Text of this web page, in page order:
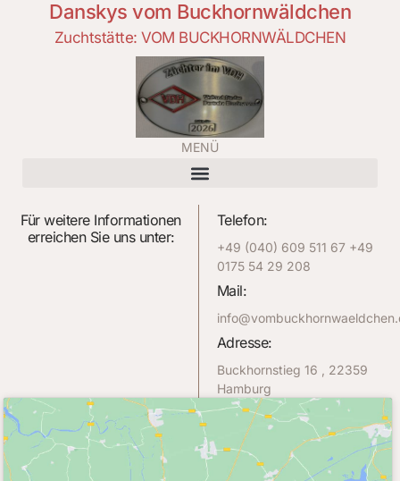
Danskys vom Buckhornwäldchen
Zuchtstätte: VOM BUCKHORNWÄLDCHEN
MENÜ
Für weitere Informationen
erreichen Sie uns unter:
Telefon:
+49 (040) 609 511 67 +49
0175 54 29 208
Mail:
Adresse:
Buckhornstieg 16 , 22359
Hamburg